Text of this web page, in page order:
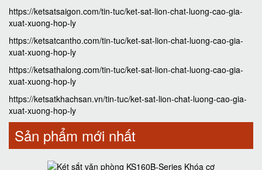
https://ketsatsaigon.com/tin-tuc/ket-sat-lion-chat-luong-cao-gia-
xuat-xuong-hop-ly
https://ketsatcantho.com/tin-tuc/ket-sat-lion-chat-luong-cao-gia-
xuat-xuong-hop-ly
https://ketsathalong.com/tin-tuc/ket-sat-lion-chat-luong-cao-gia-
xuat-xuong-hop-ly
https://ketsatkhachsan.vn/tin-tuc/ket-sat-lion-chat-luong-cao-gia-
xuat-xuong-hop-ly
Sản phẩm mới nhất